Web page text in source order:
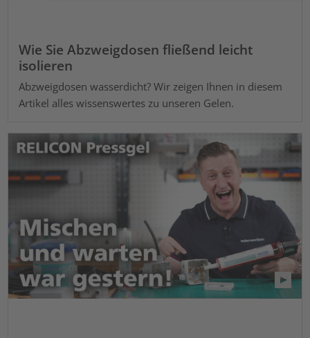
Wie Sie Abzweigdosen fließend leicht
isolieren
Abzweigdosen wasserdicht? Wir zeigen Ihnen in diesem
Artikel alles wissenswertes zu unseren Gelen.